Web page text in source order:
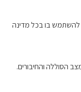
רחב של 100–240 וולט ניתן להשתמש בו בכל מדינה
הסוללה והחיבורים.